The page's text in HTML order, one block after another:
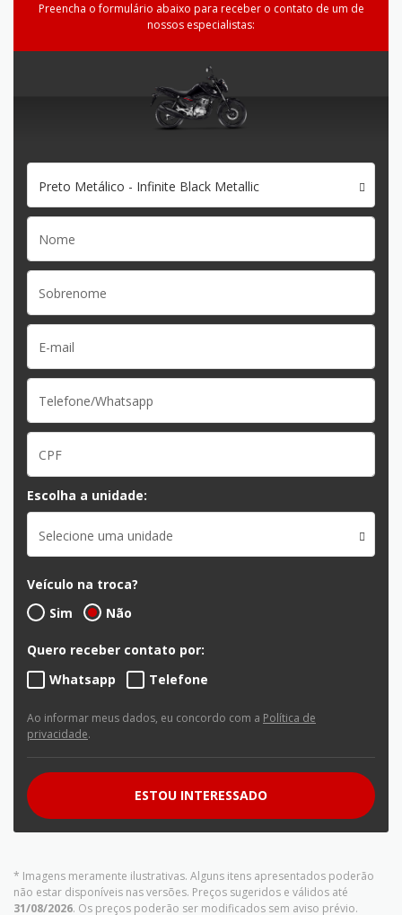
* Imagens meramente ilustrativas. Alguns itens apresentados poderão
não estar disponíveis nas versões. Preços sugeridos e válidos até
31/08/2026. Os preços poderão ser modificados sem aviso prévio.
Preencha o formulário abaixo para receber o contato de um de
nossos especialistas:
Preto Metálico - Infinite Black Metallic
Escolha a unidade:
Selecione uma unidade
Veículo na troca?
Sim
Não
Quero receber contato por:
Whatsapp
Telefone
Ao informar meus dados, eu concordo com a Política de
privacidade.
ESTOU INTERESSADO